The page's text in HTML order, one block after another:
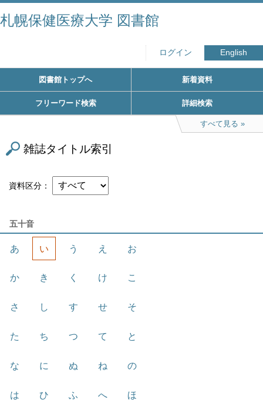
札幌保健医療大学 図書館
ログイン English
図書館トップへ 新着資料
フリーワード検索 詳細検索
すべて見る
雑誌タイトル索引
資料区分
五十音
あ い う え お
か き く け こ
さ し す せ そ
た ち つ て と
な に ぬ ね の
は ひ ふ へ ほ